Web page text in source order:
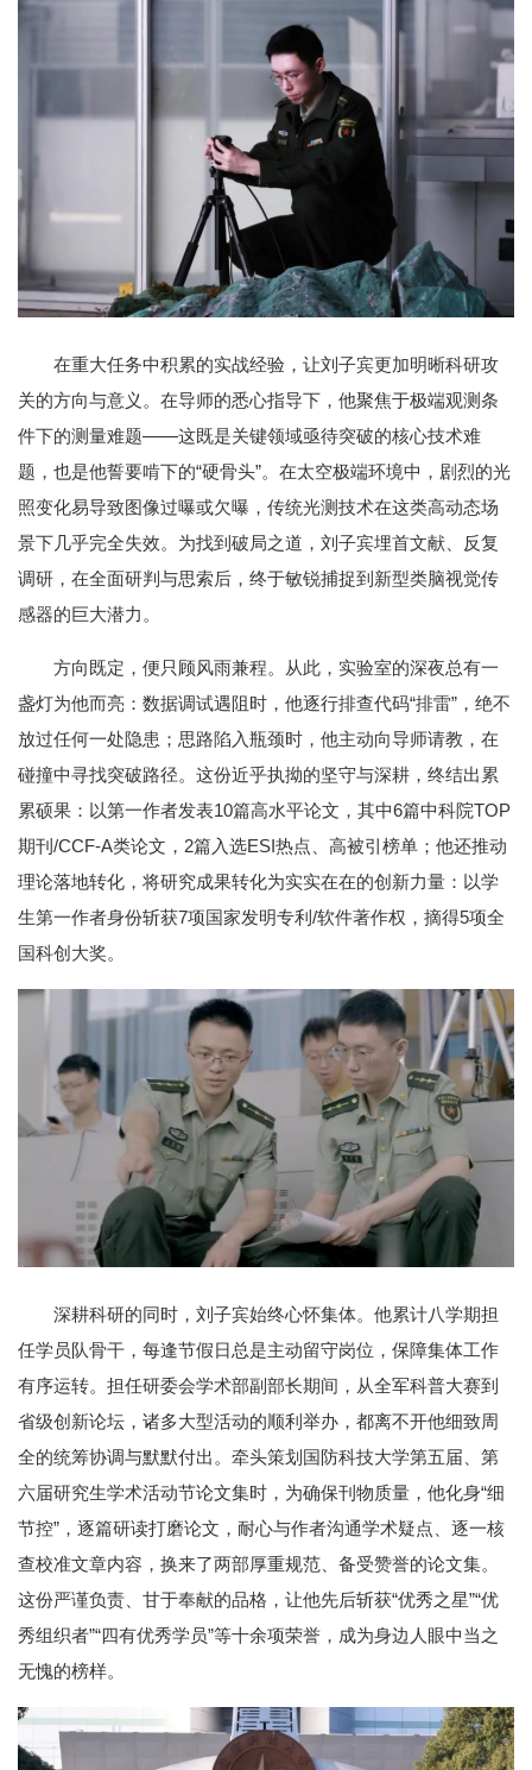
在重大任务中积累的实战经验，让刘子宾更加明晰科研攻
关的方向与意义。在导师的悉心指导下，他聚焦于极端观测条
件下的测量难题——这既是关键领域亟待突破的核心技术难
题，也是他誓要啃下的“硬骨头”。在太空极端环境中，剧烈的光
照变化易导致图像过曝或欠曝，传统光测技术在这类高动态场
景下几乎完全失效。为找到破局之道，刘子宾埋首文献、反复
调研，在全面研判与思索后，终于敏锐捕捉到新型类脑视觉传
感器的巨大潜力。
方向既定，便只顾风雨兼程。从此，实验室的深夜总有一
盏灯为他而亮：数据调试遇阻时，他逐行排查代码“排雷”，绝不
放过任何一处隐患；思路陷入瓶颈时，他主动向导师请教，在
碰撞中寻找突破路径。这份近乎执拗的坚守与深耕，终结出累
累硕果：以第一作者发表10篇高水平论文，其中6篇中科院TOP
期刊/CCF-A类论文，2篇入选ESI热点、高被引榜单；他还推动
理论落地转化，将研究成果转化为实实在在的创新力量：以学
生第一作者身份斩获7项国家发明专利/软件著作权，摘得5项全
国科创大奖。
深耕科研的同时，刘子宾始终心怀集体。他累计八学期担
任学员队骨干，每逢节假日总是主动留守岗位，保障集体工作
有序运转。担任研委会学术部副部长期间，从全军科普大赛到
省级创新论坛，诸多大型活动的顺利举办，都离不开他细致周
全的统筹协调与默默付出。牵头策划国防科技大学第五届、第
六届研究生学术活动节论文集时，为确保刊物质量，他化身“细
节控”，逐篇研读打磨论文，耐心与作者沟通学术疑点、逐一核
查校准文章内容，换来了两部厚重规范、备受赞誉的论文集。
这份严谨负责、甘于奉献的品格，让他先后斩获“优秀之星”“优
秀组织者”“四有优秀学员”等十余项荣誉，成为身边人眼中当之
无愧的榜样。